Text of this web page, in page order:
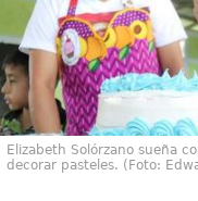
Elizabeth Solórzano sueña
decorar pasteles. (Foto: